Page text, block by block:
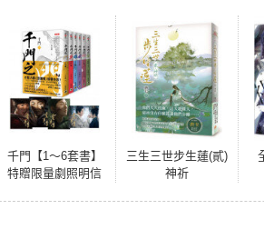
千門【1～6套書】
特贈限量劇照明信
三生三世步生蓮(貳)
神祈